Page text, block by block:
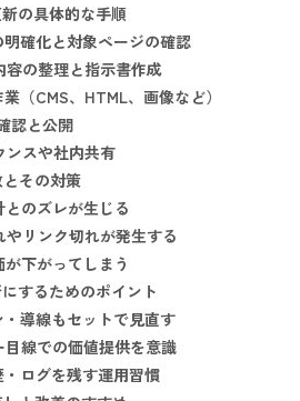
の具体的な手順
確化と対象ページの確認
の整理と指示書作成
（CMS、HTML、画像など）
認と公開
スや社内共有
その対策
のズレが生じる
リンク切れが発生する
下がってしまう
するためのポイント
導線もセットで見直す
線での価値提供を意識
ログを残す運用習慣